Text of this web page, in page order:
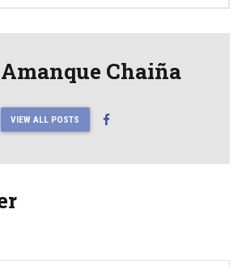
Chaiña
VIEW ALL POSTS